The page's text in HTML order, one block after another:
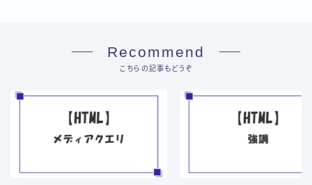
Recommend
こちらの記事もどうぞ